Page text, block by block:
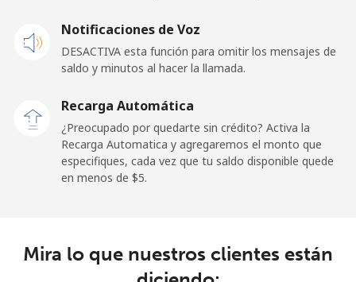
Tokelau
country
⁦217.5¢⁩
Tonga
Notificaciones de Voz
DESACTIVA esta función para omitir los mensajes de
saldo y minutos al hacer la llamada.
Recarga Automática
¿Preocupado por quedarte sin crédito? Activa la
Recarga Automatica y agregaremos el monto que
especifiques, cada vez que tu saldo disponible quede
en menos de ⁦$5⁩.
Mira lo que nuestros clientes están